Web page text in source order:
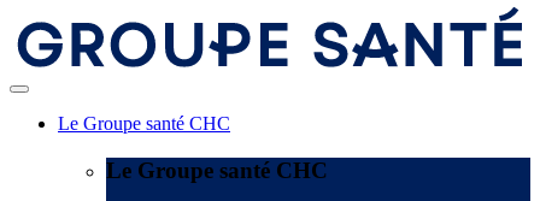
Le Groupe santé CHC
Le Groupe santé CHC